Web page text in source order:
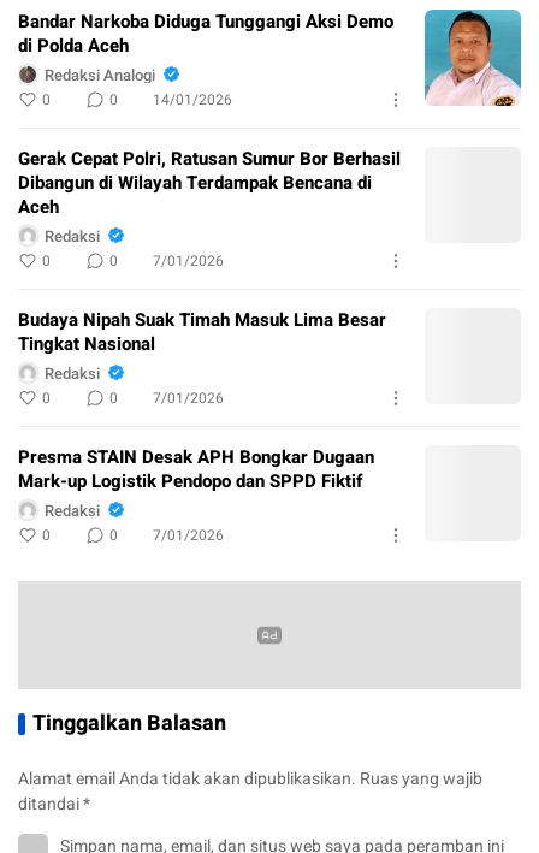
Bandar Narkoba Diduga Tunggangi Aksi Demo
di Polda Aceh
Redaksi Analogi
0 0 14/01/2026
Gerak Cepat Polri, Ratusan Sumur Bor Berhasil
Dibangun di Wilayah Terdampak Bencana di
Aceh
Redaksi
0 0 7/01/2026
Budaya Nipah Suak Timah Masuk Lima Besar
Tingkat Nasional
Redaksi
0 0 7/01/2026
Presma STAIN Desak APH Bongkar Dugaan
Mark-up Logistik Pendopo dan SPPD Fiktif
Redaksi
0 0 7/01/2026
Tinggalkan Balasan
Alamat email Anda tidak akan dipublikasikan. Ruas yang wajib
ditandai*
Simpan nama, email, dan situs web saya pada peramban ini